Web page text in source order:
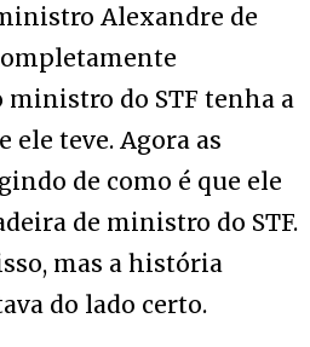
Alexandre de
do STF tenha a
ele teve. Agora as
de como é que ele
de ministro do STF.
mas a história
do lado certo.